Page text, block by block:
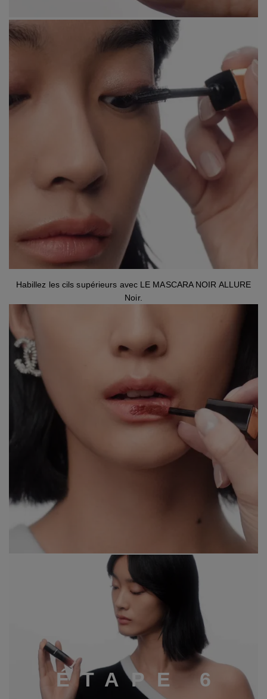
Étape 5
Habillez les cils supérieurs avec LE MASCARA NOIR ALLURE
Noir.
ÉT AP E 6